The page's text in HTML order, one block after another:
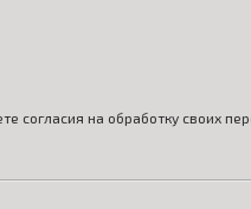
согласия на обработку своих